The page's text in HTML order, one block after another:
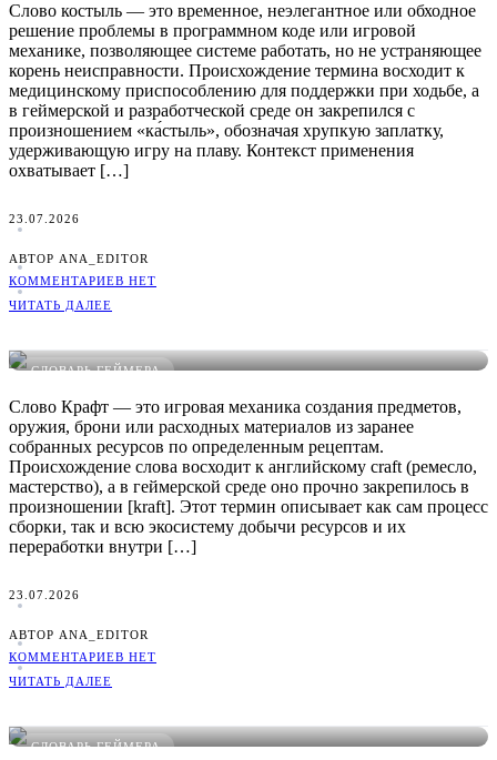
Слово костыль — это временное, неэлегантное или обходное
решение проблемы в программном коде или игровой
механике, позволяющее системе работать, но не устраняющее
корень неисправности. Происхождение термина восходит к
медицинскому приспособлению для поддержки при ходьбе, а
в геймерской и разработческой среде он закрепился с
произношением «ка́стыль», обозначая хрупкую заплатку,
удерживающую игру на плаву. Контекст применения
охватывает […]
23.07.2026
АВТОР ANA_EDITOR
КОММЕНТАРИЕВ НЕТ
ЧИТАТЬ ДАЛЕЕ
СЛОВАРЬ ГЕЙМЕРА
Слово Крафт — это игровая механика создания предметов,
оружия, брони или расходных материалов из заранее
собранных ресурсов по определенным рецептам.
Происхождение слова восходит к английскому craft (ремесло,
мастерство), а в геймерской среде оно прочно закрепилось в
произношении [kraft]. Этот термин описывает как сам процесс
сборки, так и всю экосистему добычи ресурсов и их
переработки внутри […]
23.07.2026
АВТОР ANA_EDITOR
КОММЕНТАРИЕВ НЕТ
ЧИТАТЬ ДАЛЕЕ
СЛОВАРЬ ГЕЙМЕРА